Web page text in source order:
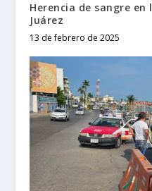
Herencia de sangre
Juárez
13 de febrero de 2025